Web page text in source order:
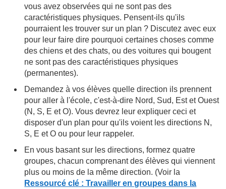
vous avez observées qui ne sont pas des
caractéristiques physiques. Pensent-ils qu'ils
pourraient les trouver sur un plan ? Discutez avec eux
pour leur faire dire pourquoi certaines choses comme
des chiens et des chats, ou des voitures qui bougent
ne sont pas des caractéristiques physiques
(permanentes).
Demandez à vos élèves quelle direction ils prennent
pour aller à l'école, c'est-à-dire Nord, Sud, Est et Ouest
(N, S, E et O). Vous devrez leur expliquer ceci et
disposer d'un plan pour qu'ils voient les directions N,
S, E et O ou pour leur rappeler.
En vous basant sur les directions, formez quatre
groupes, chacun comprenant des élèves qui viennent
plus ou moins de la même direction. (Voir la
Ressourcé clé : Travailler en groupes dans la